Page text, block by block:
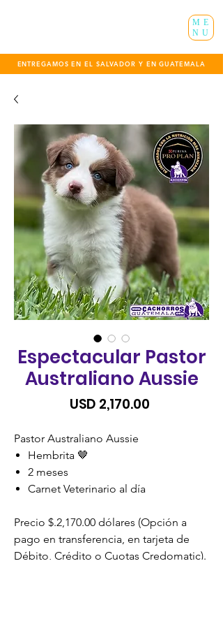
ENTREGAMOS EN EL SALVADOR Y EN GUATEMALA
ME
NU
Espectacular Pastor
Australiano Aussie
USD 2,170.00
Pastor Australiano Aussie
Hembrita 🤎
2 meses
Carnet Veterinario al día
Precio $.2,170.00 dólares (Opción a
pago en transferencia, en tarjeta de
Débito, Crédito o Cuotas Credomatic).